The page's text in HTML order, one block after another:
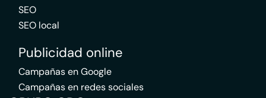
SEO
SEO local
Publicidad online
Campañas en Google
Campañas en redes sociales